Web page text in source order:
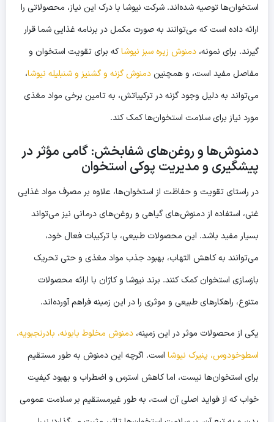
استخوان‌ها توصیه شده‌اند. شرکت نیوشا با درک این نیاز، محصولاتی را
ارائه داده است که می‌توانند به صورت مکمل در برنامه غذایی شما قرار
گیرند. برای نمونه، دمنوش زیره سبز نیوشاکه برای تقویت استخوان و
مفاصل مفید است، و همچنین دمنوش گزنه و گشنیز و شنبلیله نیوشا،
می‌تواند به دلیل وجود گزنه در ترکیباتش، به تامین برخی مواد مغذی
مورد نیاز برای سلامت استخوان‌ها کمک کند.
دمنوش‌ها و روغن‌های شفابخش: گامی مؤثر در
پیشگیری و مدیریت پوکی استخوان
در راستای تقویت و حفاظت از استخوان‌ها، علاوه بر مصرف مواد غذایی
غنی، استفاده از دمنوش‌های گیاهی و روغن‌های درمانی نیز می‌تواند
بسیار مفید باشد. این محصولات طبیعی، با ترکیبات فعال خود،
می‌توانند به کاهش التهاب، بهبود جذب مواد مغذی و حتی تحریک
بازسازی استخوان کمک کنند. برند نیوشا و کاژان با ارائه محصولات
متنوع، راهکارهای طبیعی و موثری را در این زمینه فراهم آورده‌اند.
یکی از محصولات موثر در این زمینه، دمنوش مخلوط بابونه، بادرنجبویه،
اسطوخودوس، پنیرک نیوشا است. اگرچه این دمنوش به طور مستقیم
برای استخوان‌ها نیست، اما کاهش استرس و اضطراب و بهبود کیفیت
خواب که از فواید اصلی آن است، به طور غیرمستقیم بر سلامت عمومی